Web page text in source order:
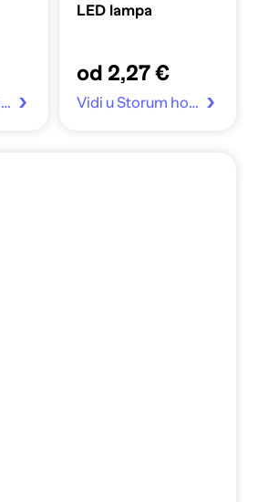
Vidi u Storum home
LED lampa
od 2,27 €
Vidi u Storum home